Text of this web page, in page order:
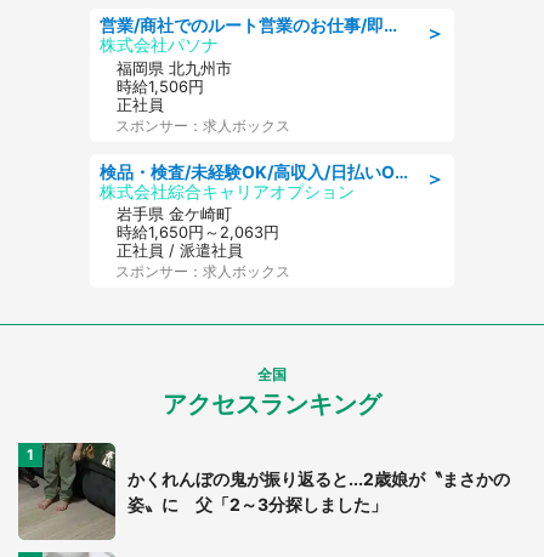
＞
営業/商社でのルート営業のお仕事/即日勤務可/車通勤可/営業
株式会社パソナ
福岡県 北九州市
時給1,506円
正社員
スポンサー：求人ボックス
＞
検品・検査/未経験OK/高収入/日払いOK/交替制/20・30・40代活躍中
株式会社綜合キャリアオプション
岩手県 金ケ崎町
時給1,650円～2,063円
正社員 / 派遣社員
スポンサー：求人ボックス
全国
アクセスランキング
かくれんぼの鬼が振り返ると...2歳娘が〝まさかの
姿〟に 父「2～3分探しました」